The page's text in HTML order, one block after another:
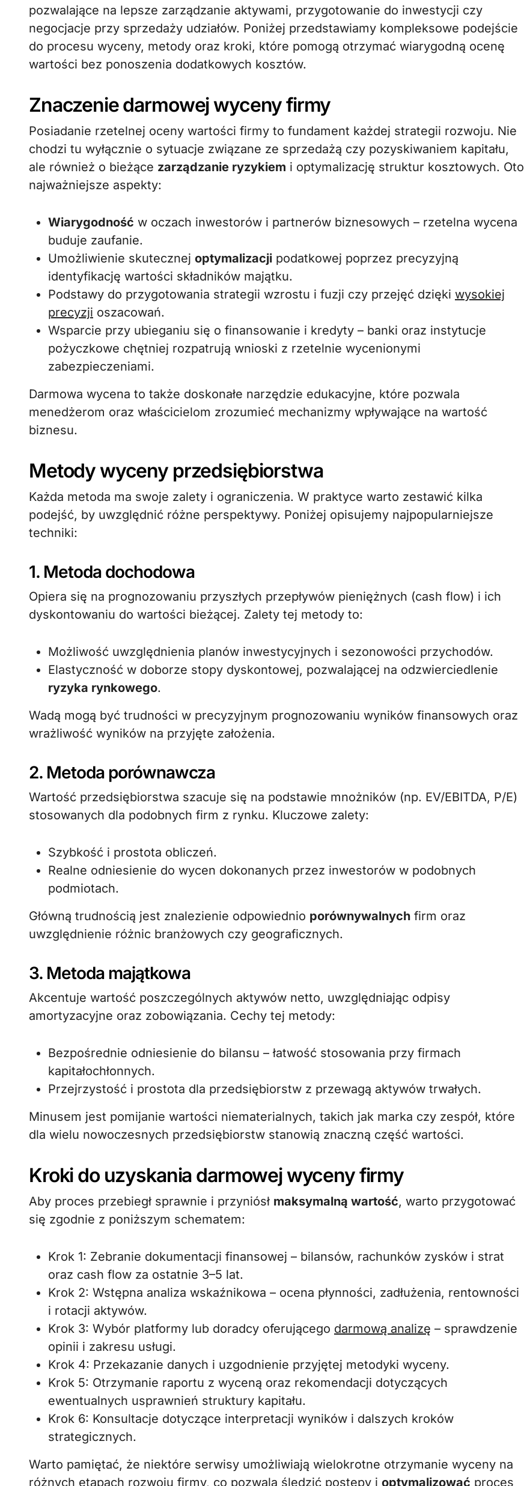
pozwalające na lepsze zarządzanie aktywami, przygotowanie do inwestycji czy
negocjacje przy sprzedaży udziałów. Poniżej przedstawiamy kompleksowe podejście
do procesu wyceny, metody oraz kroki, które pomogą otrzymać wiarygodną ocenę
wartości bez ponoszenia dodatkowych kosztów.
Znaczenie darmowej wyceny firmy
Posiadanie rzetelnej oceny wartości firmy to fundament każdej strategii rozwoju. Nie
chodzi tu wyłącznie o sytuacje związane ze sprzedażą czy pozyskiwaniem kapitału,
ale również o bieżące zarządzanie ryzykiem i optymalizację struktur kosztowych. Oto
najważniejsze aspekty:
Wiarygodność w oczach inwestorów i partnerów biznesowych – rzetelna wycena
buduje zaufanie.
Umożliwienie skutecznej optymalizacji podatkowej poprzez precyzyjną
identyfikację wartości składników majątku.
Podstawy do przygotowania strategii wzrostu i fuzji czy przejęć dzięki wysokiej
precyzji oszacowań.
Wsparcie przy ubieganiu się o finansowanie i kredyty – banki oraz instytucje
pożyczkowe chętniej rozpatrują wnioski z rzetelnie wycenionymi
zabezpieczeniami.
Darmowa wycena to także doskonałe narzędzie edukacyjne, które pozwala
menedżerom oraz właścicielom zrozumieć mechanizmy wpływające na wartość
biznesu.
Metody wyceny przedsiębiorstwa
Każda metoda ma swoje zalety i ograniczenia. W praktyce warto zestawić kilka
podejść, by uwzględnić różne perspektywy. Poniżej opisujemy najpopularniejsze
techniki:
1. Metoda dochodowa
Opiera się na prognozowaniu przyszłych przepływów pieniężnych (cash flow) i ich
dyskontowaniu do wartości bieżącej. Zalety tej metody to:
Możliwość uwzględnienia planów inwestycyjnych i sezonowości przychodów.
Elastyczność w doborze stopy dyskontowej, pozwalającej na odzwierciedlenie
ryzyka rynkowego.
Wadą mogą być trudności w precyzyjnym prognozowaniu wyników finansowych oraz
wrażliwość wyników na przyjęte założenia.
2. Metoda porównawcza
Wartość przedsiębiorstwa szacuje się na podstawie mnożników (np. EV/EBITDA, P/E)
stosowanych dla podobnych firm z rynku. Kluczowe zalety:
Szybkość i prostota obliczeń.
Realne odniesienie do wycen dokonanych przez inwestorów w podobnych
podmiotach.
Główną trudnością jest znalezienie odpowiednio porównywalnych firm oraz
uwzględnienie różnic branżowych czy geograficznych.
3. Metoda majątkowa
Akcentuje wartość poszczególnych aktywów netto, uwzględniając odpisy
amortyzacyjne oraz zobowiązania. Cechy tej metody:
Bezpośrednie odniesienie do bilansu – łatwość stosowania przy firmach
kapitałochłonnych.
Przejrzystość i prostota dla przedsiębiorstw z przewagą aktywów trwałych.
Minusem jest pomijanie wartości niematerialnych, takich jak marka czy zespół, które
dla wielu nowoczesnych przedsiębiorstw stanowią znaczną część wartości.
Kroki do uzyskania darmowej wyceny firmy
Aby proces przebiegł sprawnie i przyniósł maksymalną wartość, warto przygotować
się zgodnie z poniższym schematem:
Krok 1: Zebranie dokumentacji finansowej – bilansów, rachunków zysków i strat
oraz cash flow za ostatnie 3–5 lat.
Krok 2: Wstępna analiza wskaźnikowa – ocena płynności, zadłużenia, rentowności
i rotacji aktywów.
Krok 3: Wybór platformy lub doradcy oferującego darmową analizę – sprawdzenie
opinii i zakresu usługi.
Krok 4: Przekazanie danych i uzgodnienie przyjętej metodyki wyceny.
Krok 5: Otrzymanie raportu z wyceną oraz rekomendacji dotyczących
ewentualnych usprawnień struktury kapitału.
Krok 6: Konsultacje dotyczące interpretacji wyników i dalszych kroków
strategicznych.
Warto pamiętać, że niektóre serwisy umożliwiają wielokrotne otrzymanie wyceny na
różnych etapach rozwoju firmy, co pozwala śledzić postępy i optymalizować proces